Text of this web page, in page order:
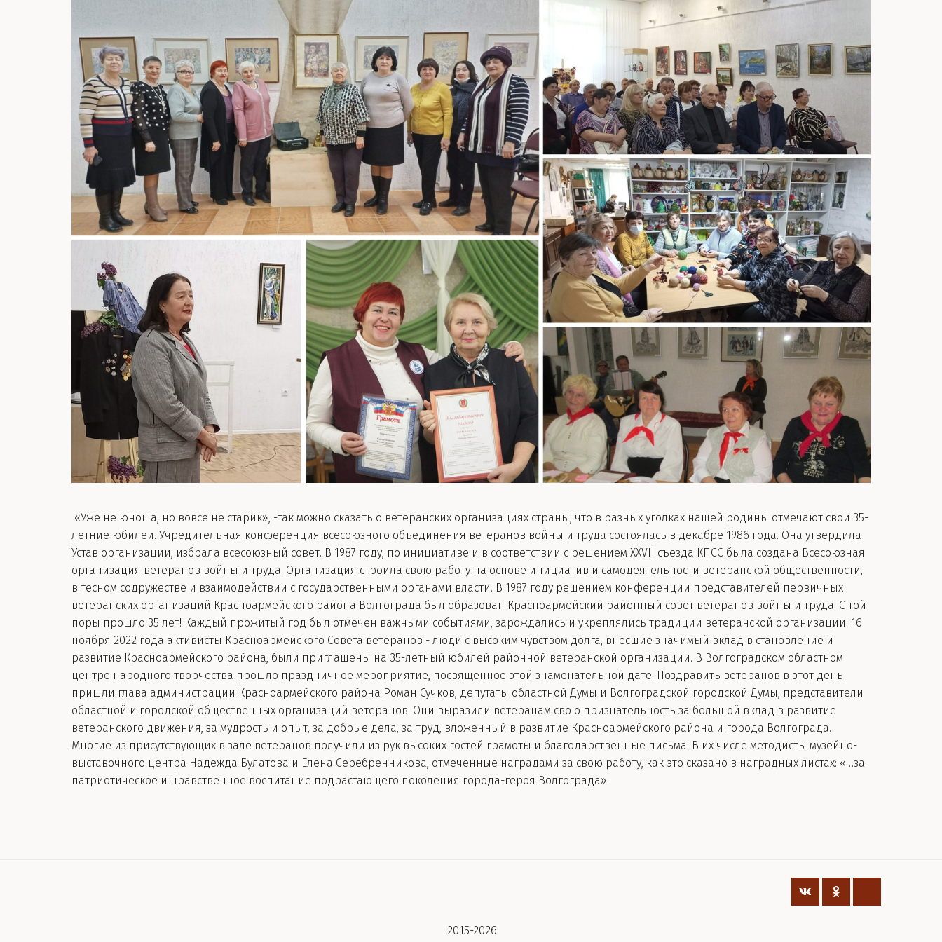
«Уже не юноша, но вовсе не старик», -так можно сказать о ветеранских организациях страны, что в разных уголках нашей родины отмечают свои 35-
летние юбилеи. Учредительная конференция всесоюзного объединения ветеранов войны и труда состоялась в декабре 1986 года. Она утвердила
Устав организации, избрала всесоюзный совет. В 1987 году, по инициативе и в соответствии с решением XXVII съезда КПСС была создана Всесоюзная
организация ветеранов войны и труда. Организация строила свою работу на основе инициатив и самодеятельности ветеранской общественности,
в тесном содружестве и взаимодействии с государственными органами власти. В 1987 году решением конференции представителей первичных
ветеранских организаций Красноармейского района Волгограда был образован Красноармейский районный совет ветеранов войны и труда. С той
поры прошло 35 лет! Каждый прожитый год был отмечен важными событиями, зарождались и укреплялись традиции ветеранской организации. 16
ноября 2022 года активисты Красноармейского Совета ветеранов - люди с высоким чувством долга, внесшие значимый вклад в становление и
развитие Красноармейского района, были приглашены на 35-летный юбилей районной ветеранской организации. В Волгоградском областном
центре народного творчества прошло праздничное мероприятие, посвященное этой знаменательной дате. Поздравить ветеранов в этот день
пришли глава администрации Красноармейского района Роман Сучков, депутаты областной Думы и Волгоградской городской Думы, представители
областной и городской общественных организаций ветеранов. Они выразили ветеранам свою признательность за большой вклад в развитие
ветеранского движения, за мудрость и опыт, за добрые дела, за труд, вложенный в развитие Красноармейского района и города Волгограда.
Многие из присутствующих в зале ветеранов получили из рук высоких гостей грамоты и благодарственные письма. В их числе методисты музейно-
выставочного центра Надежда Булатова и Елена Серебренникова, отмеченные наградами за свою работу, как это сказано в наградных листах: «…за
патриотическое и нравственное воспитание подрастающего поколения города-героя Волгограда».
2015-2026